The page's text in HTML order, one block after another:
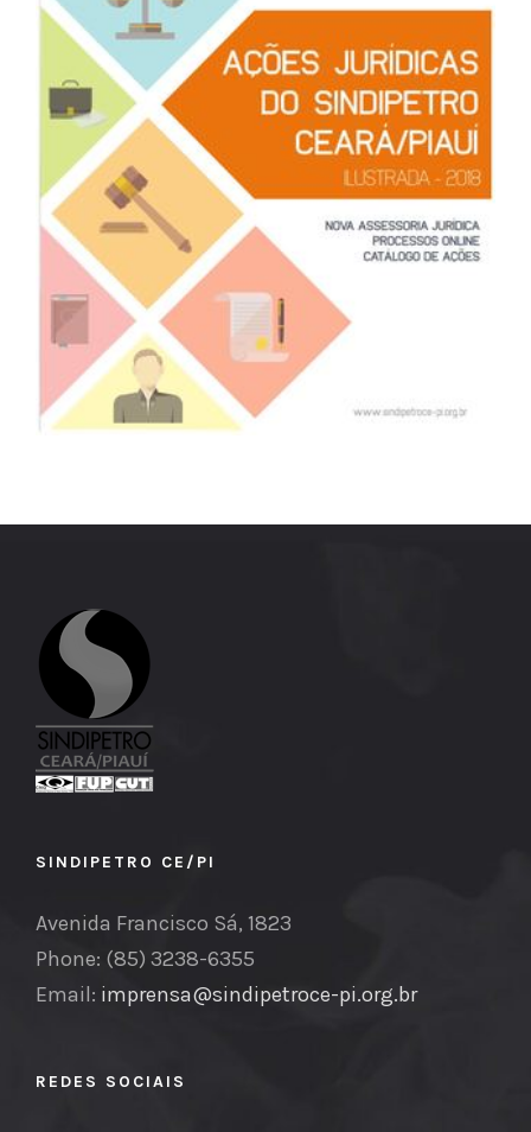
SINDIPETRO CE/PI
Avenida Francisco Sá, 1823
Phone: (85) 3238-6355
Email: imprensa@sindipetroce-pi.org.br
REDES SOCIAIS